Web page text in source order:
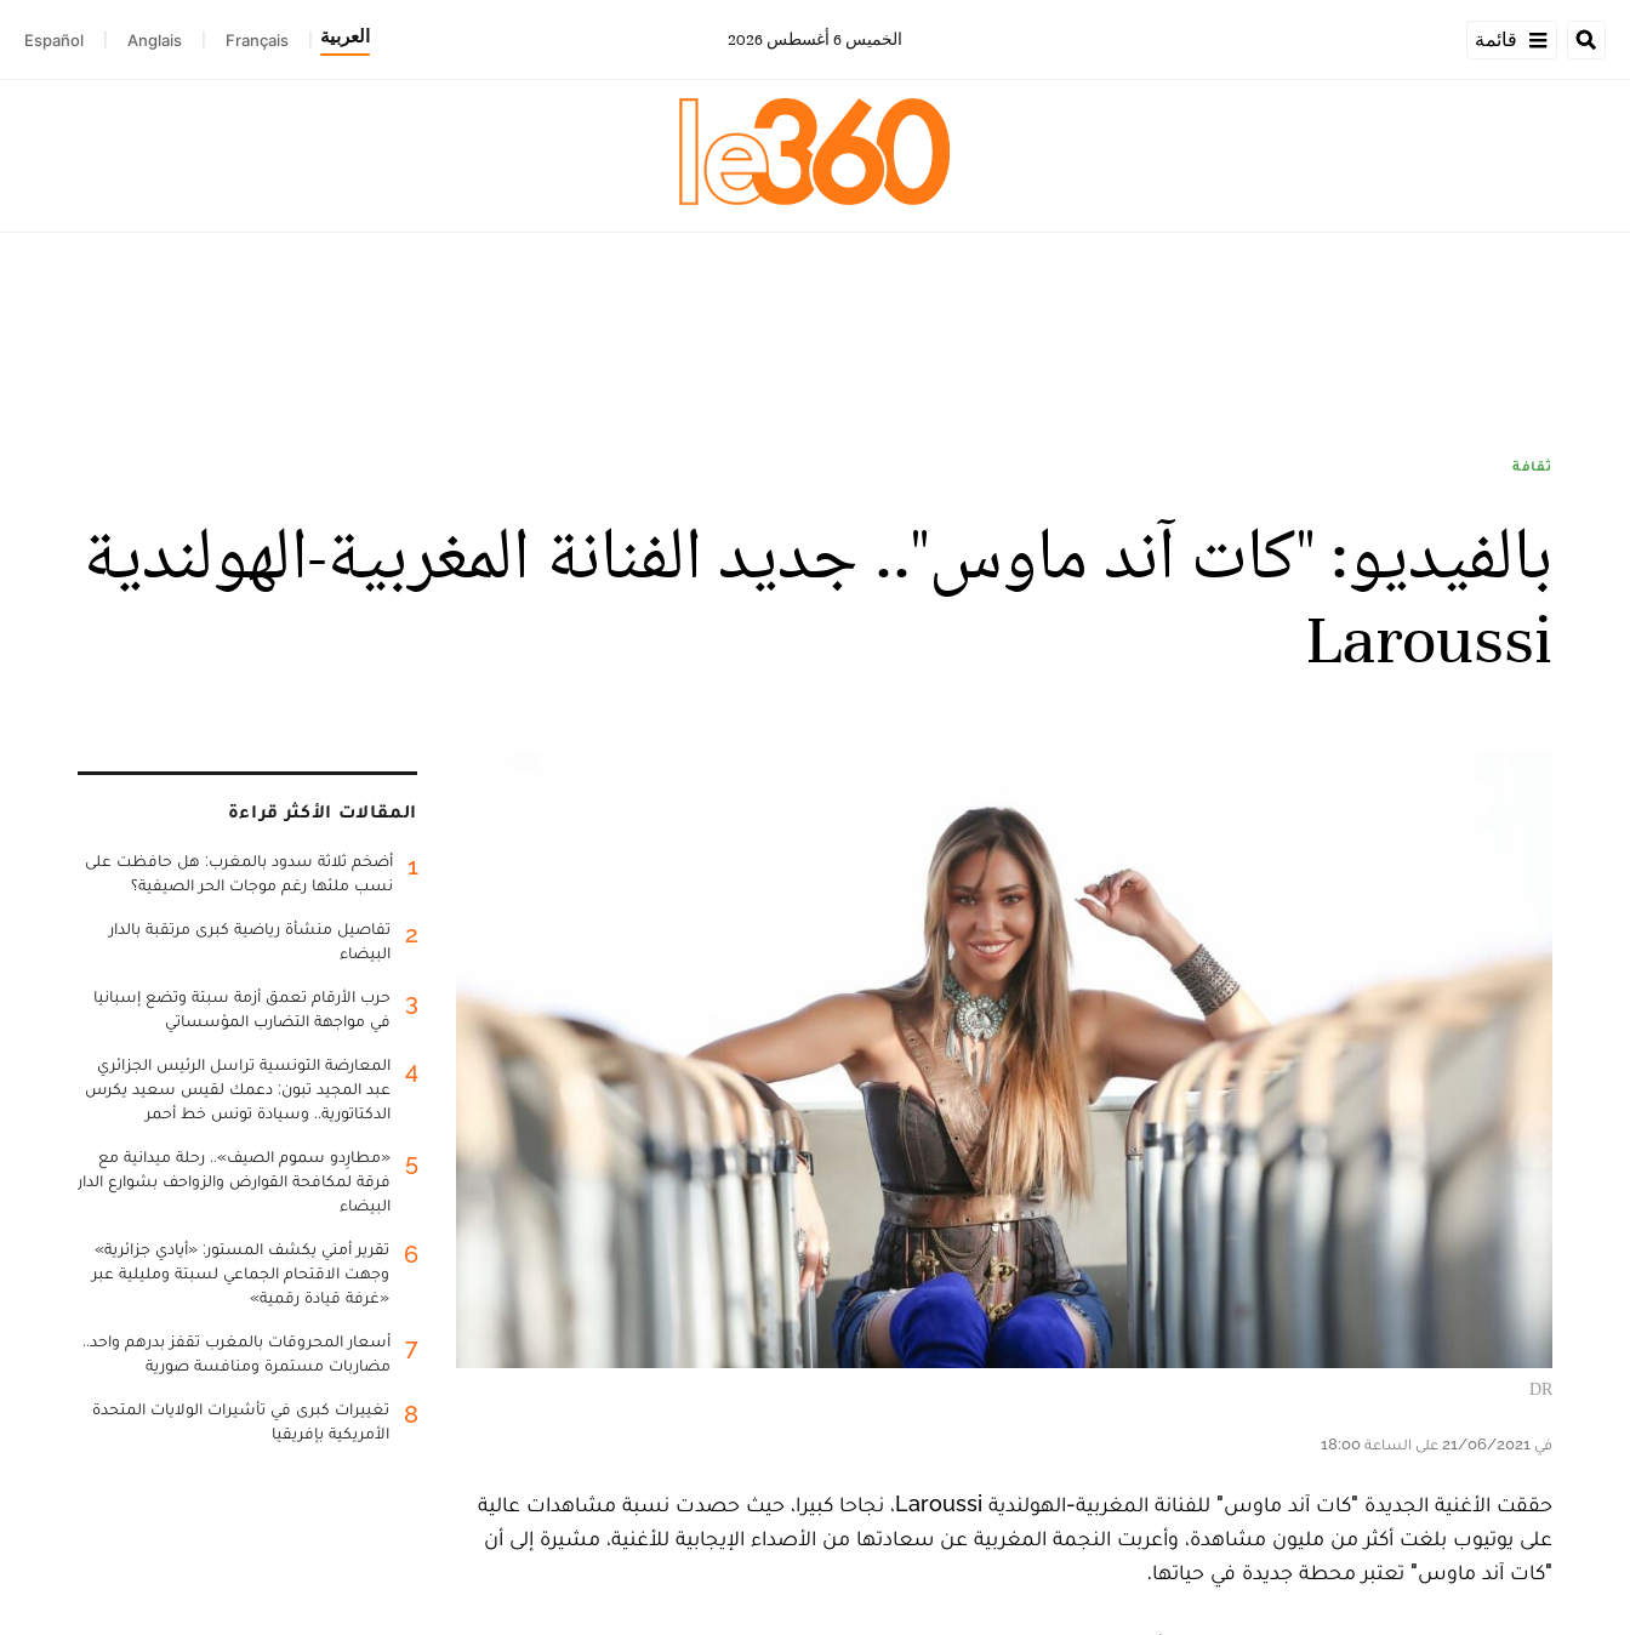
قائمة الخميس 6 أغسطس 2026 العربية Français
Anglais
Español
ثقافة
بالفيديو: "كات آند ماوس".. جديد الفنانة المغربية-الهولندية
Laroussi
DR
في 21/06/2021 على الساعة 18:00
حققت الأغنية الجديدة "كات آند ماوس" للفنانة المغربية-الهولندية Laroussi، نجاحا كبيرا، حيث حصدت نسبة مشاهدات عالية
على يوتيوب بلغت أكثر من مليون مشاهدة، وأعربت النجمة المغربية عن سعادتها من الأصداء الإيجابية للأغنية، مشيرة إلى أن
"كات آند ماوس" تعتبر محطة جديدة في حياتها.
المقالات الأكثر قراءة
1
أضخم ثلاثة سدود بالمغرب: هل حافظت على
نسب ملئها رغم موجات الحر الصيفية؟
2
تفاصيل منشأة رياضية كبرى مرتقبة بالدار
البيضاء
3
حرب الأرقام تعمق أزمة سبتة وتضع إسبانيا
في مواجهة التضارب المؤسساتي
4
المعارضة التونسية تراسل الرئيس الجزائري
عبد المجيد تبون: دعمك لقيس سعيد يكرس
الدكتاتورية.. وسيادة تونس خط أحمر
5
«مطارِدو سموم الصيف».. رحلة ميدانية مع
فرقة لمكافحة القوارض والزواحف بشوارع الدار
البيضاء
6
تقرير أمني يكشف المستور: «أيادي جزائرية»
وجهت الاقتحام الجماعي لسبتة ومليلية عبر
«غرفة قيادة رقمية»
7
أسعار المحروقات بالمغرب تقفز بدرهم واحد..
مضاربات مستمرة ومنافسة صورية
8
تغييرات كبرى في تأشيرات الولايات المتحدة
الأمريكية بإفريقيا